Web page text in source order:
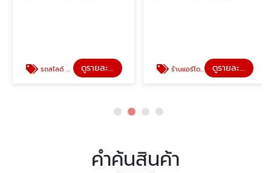
รถสไลด์ สมุทรปราการ ใกล้ฉัน ดูรายละเอียด ร้านแอร์ไดนาโมใกล้ฉัน ดูรายละเอียด
คำค้นสินค้า